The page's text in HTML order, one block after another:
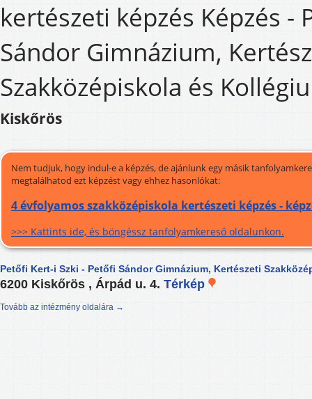
kertészeti képzés Képzés -
Sándor Gimnázium,
Szakközépiskola és
Kiskőrös
Nem tudjuk, hogy indul-e a képzés, de ajánlunk egy másik
megtalálhatod ezt képzést vagy ehhez hasonlókat:
4 évfolyamos szakközépiskola kertészeti képzés -
>>> Kattints ide, és böngéssz tanfolyamkereső oldalunkon.
Petőfi Kert-i Szki - Petőfi Sándor Gimnázium, Kertészeti
6200 Kiskőrös , Árpád u. 4. Térkép
Tovább az intézmény oldalára →